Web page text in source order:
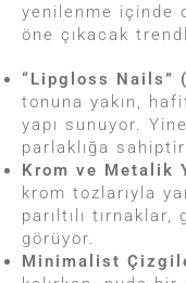
yenilenme içinde
öne çıkacak
“Lipgloss Nails”
tonuna yakın,
yapı sunuyor.
parlaklığa
Krom ve Metalik
krom tozlarıyla
parıltılı
görüyor.
Minimalist